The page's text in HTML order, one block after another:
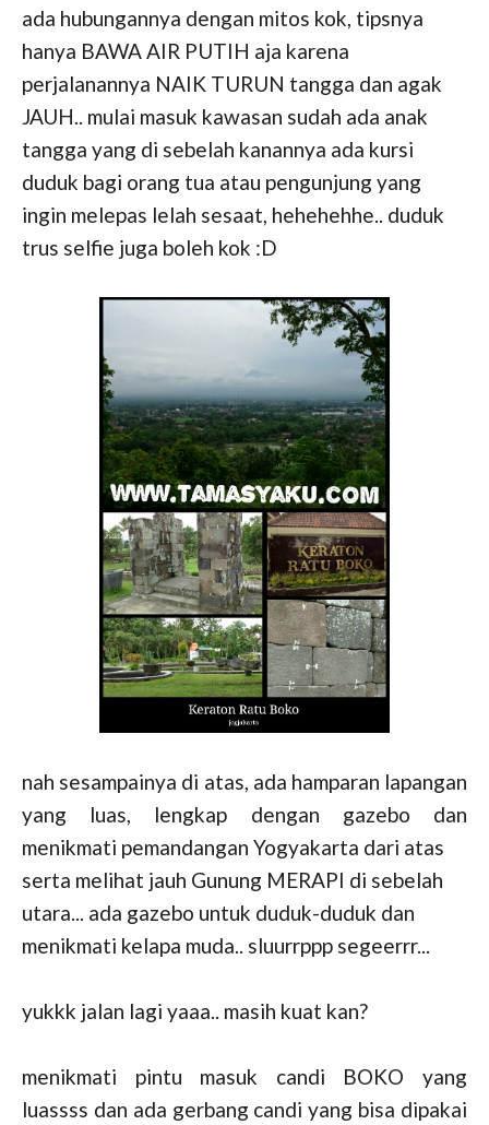
ada hubungannya dengan mitos kok, tipsnya
hanya BAWA AIR PUTIH aja karena
perjalanannya NAIK TURUN tangga dan agak
JAUH.. mulai masuk kawasan sudah ada anak
tangga yang di sebelah kanannya ada kursi
duduk bagi orang tua atau pengunjung yang
ingin melepas lelah sesaat, hehehehhe.. duduk
trus selfie juga boleh kok :D
nah sesampainya di atas, ada hamparan lapangan
yang luas, lengkap dengan gazebo dan
menikmati pemandangan Yogyakarta dari atas
serta melihat jauh Gunung MERAPI di sebelah
utara... ada gazebo untuk duduk-duduk dan
menikmati kelapa muda.. sluurrppp segeerrr...
yukkk jalan lagi yaaa.. masih kuat kan?
menikmati pintu masuk candi BOKO yang
luassss dan ada gerbang candi yang bisa dipakai